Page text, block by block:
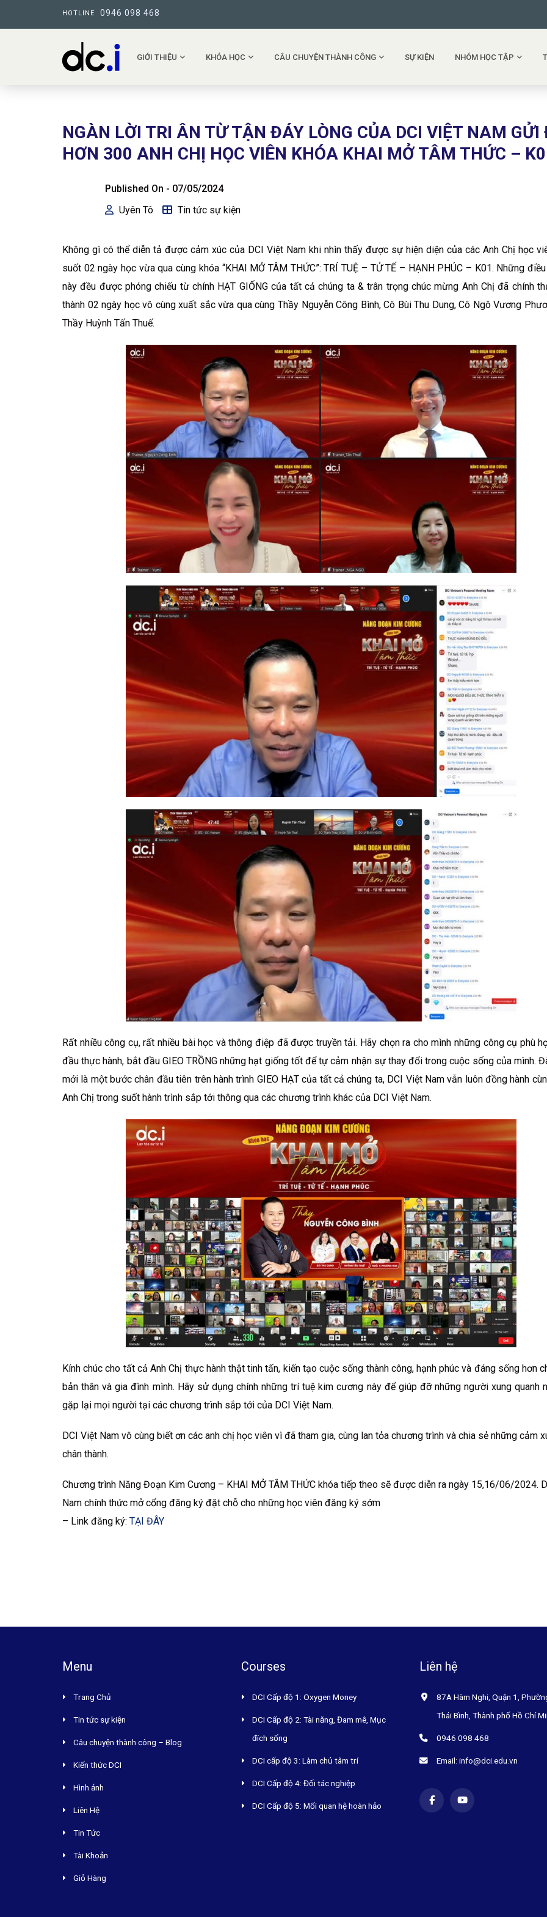
HOTLINE 0946 098 468
GIỚI THIỆU KHÓA HỌC CÂU CHUYỆN THÀNH CÔNG SỰ KIỆN NHÓM HỌC TẬP
NGÀN LỜI TRI ÂN TỪ TẬN ĐÁY LÒNG CỦA DCI VIỆT NAM GỬI
HƠN 300 ANH CHỊ HỌC VIÊN KHÓA KHAI MỞ TÂM THỨC –
Published On - 07/05/2024
Uyên Tô
Tin tức sự kiện
Không gì có thể diễn tả được cảm xúc của DCI Việt Nam khi nhìn thấy được sự hiện diện của các Anh Chị học
suốt 02 ngày học vừa qua cùng khóa “KHAI MỞ TÂM THỨC”: TRÍ TUỆ – TỬ TẾ – HẠNH PHÚC – K01. Những
này đều được phóng chiếu từ chính HẠT GIỐNG của tất cả chúng ta & trân trọng chúc mừng Anh Chị đã chính
thành 02 ngày học vô cùng xuất sắc vừa qua cùng Thầy Nguyễn Công Bình, Cô Bùi Thu Dung, Cô Ngô Vương
Thầy Huỳnh Tấn Thuế.
Rất nhiều công cụ, rất nhiều bài học và thông điệp đã được truyền tải. Hãy chọn ra cho mình những công cụ phù
đầu thực hành, bắt đầu GIEO TRỒNG những hạt giống tốt để tự cảm nhận sự thay đổi trong cuộc sống của mình.
mới là một bước chân đầu tiên trên hành trình GIEO HẠT của tất cả chúng ta, DCI Việt Nam vẫn luôn đồng hành
Anh Chị trong suốt hành trình sắp tới thông qua các chương trình khác của DCI Việt Nam.
Kính chúc cho tất cả Anh Chị thực hành thật tinh tấn, kiến tạo cuộc sống thành công, hạnh phúc và đáng sống hơn
bản thân và gia đình mình. Hãy sử dụng chính những trí tuệ kim cương này để giúp đỡ những người xung quanh
gặp lại mọi người tại các chương trình sắp tới của DCI Việt Nam.
DCI Việt Nam vô cùng biết ơn các anh chị học viên vì đã tham gia, cùng lan tỏa chương trình và chia sẻ những cảm
chân thành.
Chương trình Năng Đoạn Kim Cương – KHAI MỞ TÂM THỨC khóa tiếp theo sẽ được diễn ra ngày 15,16/06/2024.
Nam chính thức mở cổng đăng ký đặt chỗ cho những học viên đăng ký sớm
– Link đăng ký: TẠI ĐÂY
Menu
Trang Chủ
Tin tức sự kiện
Câu chuyện thành công – Blog
Kiến thức DCI
Hình ảnh
Liên Hệ
Tin Tức
Tài Khoản
Giỏ Hàng
Courses
DCI Cấp độ 1: Oxygen Money
DCI Cấp độ 2: Tài năng, Đam mê, Mục
đích sống
DCI cấp độ 3: Làm chủ tâm trí
DCI Cấp độ 4: Đối tác nghiệp
DCI Cấp độ 5: Mối quan hệ hoàn hảo
Liên hệ
87A Hàm Nghi, Quận 1,
Thái Bình, Thành phố Hồ Chí
0946 098 468
Email: info@dci.edu.vn